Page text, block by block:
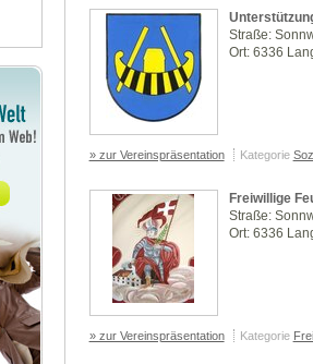
Straße:
Ort: 6336
» zur Vereinspräsentation Kategorie
Freiwillige
Straße:
Ort: 6336
» zur Vereinspräsentation Kategorie